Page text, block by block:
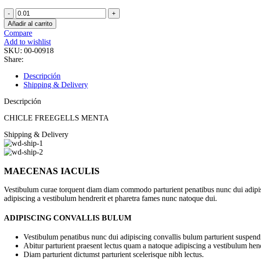
CHICLE
FREEGELLS
MENTA
cantidad
Añadir al carrito
Compare
Add to wishlist
SKU: 00-00918
Share:
Descripción
Shipping & Delivery
Descripción
CHICLE FREEGELLS MENTA
Shipping & Delivery
MAECENAS IACULIS
Vestibulum curae torquent diam diam commodo parturient penatibus nunc dui
adipiscing a vestibulum hendrerit et pharetra fames nunc natoque dui.
ADIPISCING CONVALLIS BULUM
Vestibulum penatibus nunc dui adipiscing convallis bulum parturient
Abitur parturient praesent lectus quam a natoque adipiscing a vestibulum
Diam parturient dictumst parturient scelerisque nibh lectus.